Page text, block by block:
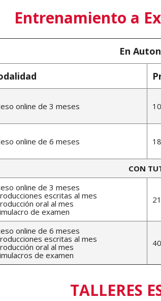
Entrenamiento a
En
online de 3 meses
online de 6 meses
CON
online de 3 meses
escritas al mes
oral al mes
de examen
online de 6 meses
escritas al mes
oral al mes
de examen
TALLERES